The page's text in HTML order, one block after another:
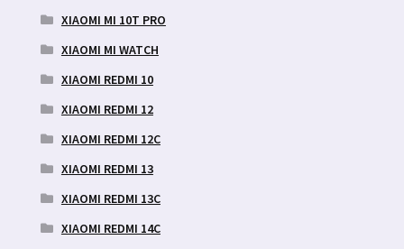
XIAOMI MI 10T PRO
XIAOMI MI WATCH
XIAOMI REDMI 10
XIAOMI REDMI 12
XIAOMI REDMI 12C
XIAOMI REDMI 13
XIAOMI REDMI 13C
XIAOMI REDMI 14C